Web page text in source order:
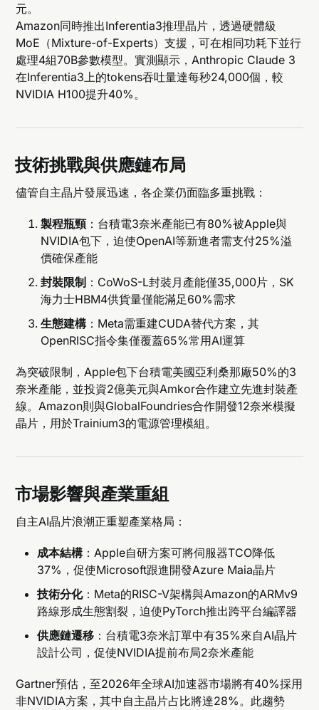
元。
Amazon同時推出Inferentia3推理晶片，透過硬體級
MoE（Mixture-of-Experts）支援，可在相同功耗下並行
處理4組70B參數模型。實測顯示，Anthropic Claude 3
在Inferentia3上的tokens吞吐量達每秒24,000個，較
NVIDIA H100提升40%。
技術挑戰與供應鏈布局
儘管自主晶片發展迅速，各企業仍面臨多重挑戰：
製程瓶頸：台積電3奈米產能已有80%被Apple與
NVIDIA包下，迫使OpenAI等新進者需支付25%溢
價確保產能
封裝限制 ：CoWoS-L封裝月產能僅35,000片，SK
海力士HBM4供貨量僅能滿足60%需求
生態建構 ：Meta需重建CUDA替代方案，其
OpenRISC指令集僅覆蓋65%常用AI運算
為突破限制，Apple包下台積電美國亞利桑那廠50%的3
奈米產能，並投資2億美元與Amkor合作建立先進封裝產
線。Amazon則與GlobalFoundries合作開發12奈米模擬
晶片，用於Trainium3的電源管理模組。
市場影響與產業重組
自主AI晶片浪潮正重塑產業格局：
成本結構 ：Apple自研方案可將伺服器TCO降低
37%，促使Microsoft跟進開發Azure Maia晶片
技術分化：Meta的RISC-V架構與Amazon的ARMv9
路線形成生態割裂，迫使PyTorch推出跨平台編譯器
供應鏈遷移 ：台積電3奈米訂單中有35%來自AI晶片
設計公司，促使NVIDIA提前布局2奈米產能
Gartner預估，至2026年全球AI加速器市場將有40%採用
非NVIDIA方案，其中自主晶片占比將達28%。此趨勢